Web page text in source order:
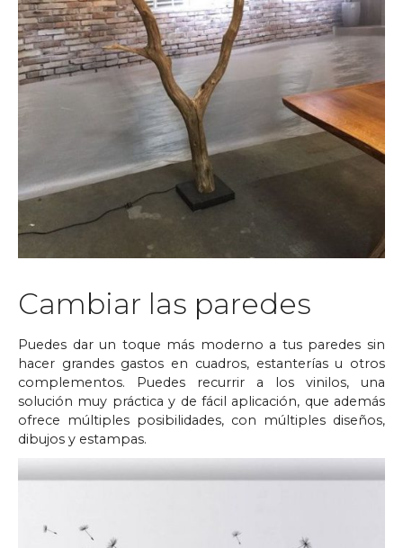
Cambiar las paredes
Puedes dar un toque más moderno a tus paredes sin
hacer grandes gastos en cuadros, estanterías u otros
complementos. Puedes recurrir a los vinilos, una
solución muy práctica y de fácil aplicación, que además
ofrece múltiples posibilidades, con múltiples diseños,
dibujos y estampas.